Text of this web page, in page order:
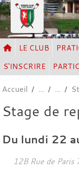
LE CLUB
S'INSCRIRE
Accueil
Stage de
Du lundi 22
12B Rue de Paris
Panneau de gestion